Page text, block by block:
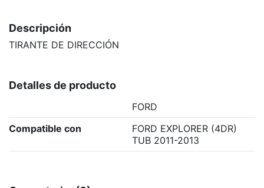
Descripción
TIRANTE DE DIRECCIÓN
Detalles de producto
FORD
Compatible con
FORD EXPLORER (4DR)
TUB 2011-2013